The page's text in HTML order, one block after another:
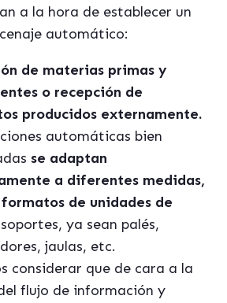
a la hora de establecer un
automático:
de materias primas y
o recepción de
producidos externamente.
automáticas bien
se adaptan
a diferentes medidas,
de unidades de
ya sean palés,
jaulas, etc.
considerar que de cara a la
flujo de información y